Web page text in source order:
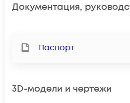
Документация,
Паспорт
3D-модели и чертежи